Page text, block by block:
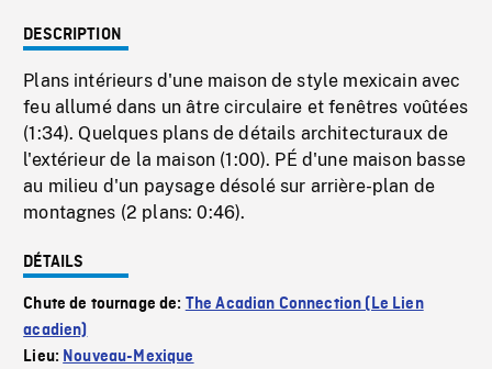
DESCRIPTION
Plans intérieurs d'une maison de style mexicain avec
feu allumé dans un âtre circulaire et fenêtres voûtées
(1:34). Quelques plans de détails architecturaux de
l'extérieur de la maison (1:00). PÉ d'une maison basse
au milieu d'un paysage désolé sur arrière-plan de
montagnes (2 plans: 0:46).
DÉTAILS
Chute de tournage de: The Acadian Connection (Le Lien
acadien)
Lieu: Nouveau-Mexique